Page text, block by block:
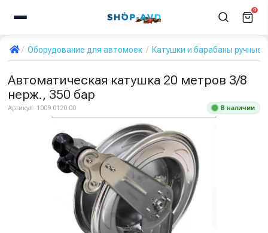
0
Оборудование для автомоек Катушки и барабаны ручные
Автоматическая катушка 20 метров 3/8
нерж., 350 бар
Артикул: 1009.0120.00 В наличии